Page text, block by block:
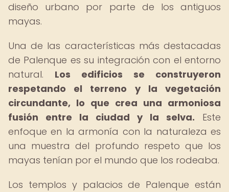
diseño urbano por parte de los antiguos
mayas.
Una de las características más destacadas
de Palenque es su integración con el entorno
natural. Los edificios se construyeron
respetando el terreno y la vegetación
circundante, lo que crea una armoniosa
fusión entre la ciudad y la selva. Este
enfoque en la armonía con la naturaleza es
una muestra del profundo respeto que los
mayas tenían por el mundo que los rodeaba.
Los templos y palacios de Palenque están